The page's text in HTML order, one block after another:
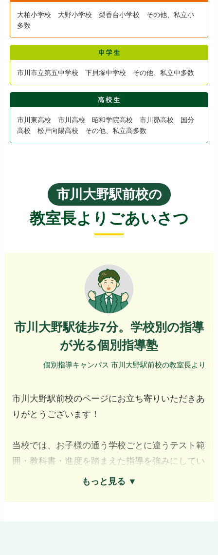
大柏小学校 大野小学校 梨香台小学校 その他、私立小
多数
市川市立第五中学校 下貝塚中学校 その他、私立中多数
市川東高校 市川高校 昭和学院高校 市川昴高校 国分
高校 松戸向陽高校 その他、私立高多数
市川大野駅前校の
教室長よりごあいさつ
市川大野駅徒歩7分。学校別の指導
が光る個別指導塾
個別指導キャンパス 市川大野駅前校の教室長より
市川大野駅前校のページにお立ち寄りいただきあ
りがとうございます！
当校では、お子様の通う学校ごとに違うテスト範
囲・教科書・進度を踏まえた指導を強みにしてい
もっと見る ▼